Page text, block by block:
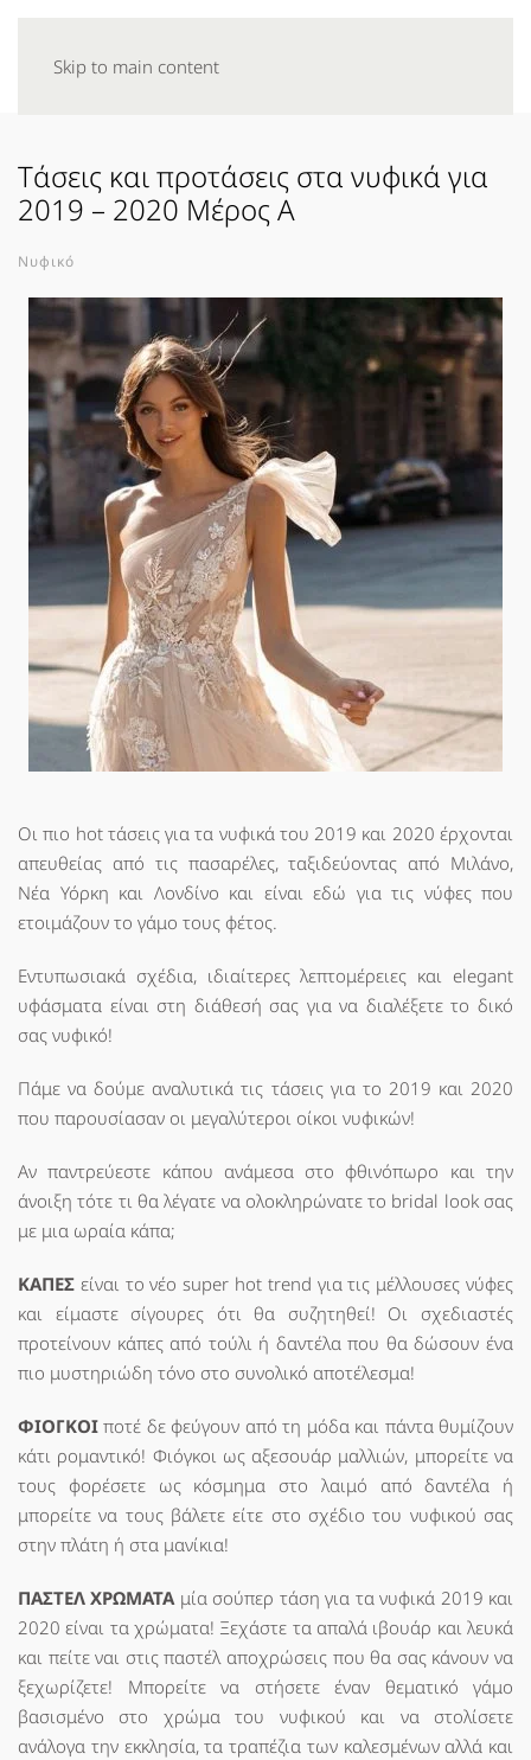
Skip to main content
Tάσεις και προτάσεις στα νυφικά για
2019 – 2020 Μέρος Α
Νυφικό
Οι πιο hot τάσεις για τα νυφικά του 2019 και 2020 έρχονται
απευθείας από τις πασαρέλες, ταξιδεύοντας από Μιλάνο,
Νέα Υόρκη και Λονδίνο και είναι εδώ για τις νύφες που
ετοιμάζουν το γάμο τους φέτος.
Εντυπωσιακά σχέδια, ιδιαίτερες λεπτομέρειες και elegant
υφάσματα είναι στη διάθεσή σας για να διαλέξετε το δικό
σας νυφικό!
Πάμε να δούμε αναλυτικά τις τάσεις για το 2019 και 2020
που παρουσίασαν οι μεγαλύτεροι οίκοι νυφικών!
Αν παντρεύεστε κάπου ανάμεσα στο φθινόπωρο και την
άνοιξη τότε τι θα λέγατε να ολοκληρώνατε το bridal look σας
με μια ωραία κάπα;
ΚΑΠΕΣ είναι το νέο super hot trend για τις μέλλουσες νύφες
και είμαστε σίγουρες ότι θα συζητηθεί! Οι σχεδιαστές
προτείνουν κάπες από τούλι ή δαντέλα που θα δώσουν ένα
πιο μυστηριώδη τόνο στο συνολικό αποτέλεσμα!
ΦΙΟΓΚΟΙ ποτέ δε φεύγουν από τη μόδα και πάντα θυμίζουν
κάτι ρομαντικό! Φιόγκοι ως αξεσουάρ μαλλιών, μπορείτε να
τους φορέσετε ως κόσμημα στο λαιμό από δαντέλα ή
μπορείτε να τους βάλετε είτε στο σχέδιο του νυφικού σας
στην πλάτη ή στα μανίκια!
ΠΑΣΤΕΛ ΧΡΩΜΑΤΑμία σούπερ τάση για τα νυφικά 2019 και
2020 είναι τα χρώματα! Ξεχάστε τα απαλά ιβουάρ και λευκά
και πείτε ναι στις παστέλ αποχρώσεις που θα σας κάνουν να
ξεχωρίζετε! Μπορείτε να στήσετε έναν θεματικό γάμο
βασισμένο στο χρώμα του νυφικού και να στολίσετε
ανάλογα την εκκλησία, τα τραπέζια των καλεσμένων αλλά και